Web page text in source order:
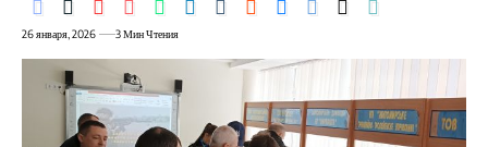
26 января, 2026 3 Мин Чтения